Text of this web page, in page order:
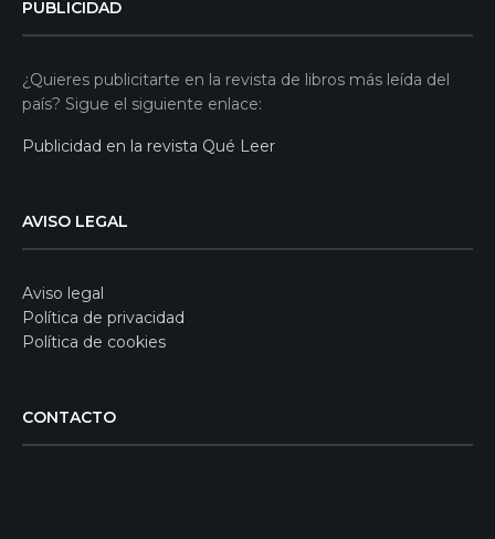
PUBLICIDAD
¿Quieres publicitarte en la revista de libros más leída del
país? Sigue el siguiente enlace:
Publicidad en la revista Qué Leer
AVISO LEGAL
Aviso legal
Política de privacidad
Política de cookies
CONTACTO